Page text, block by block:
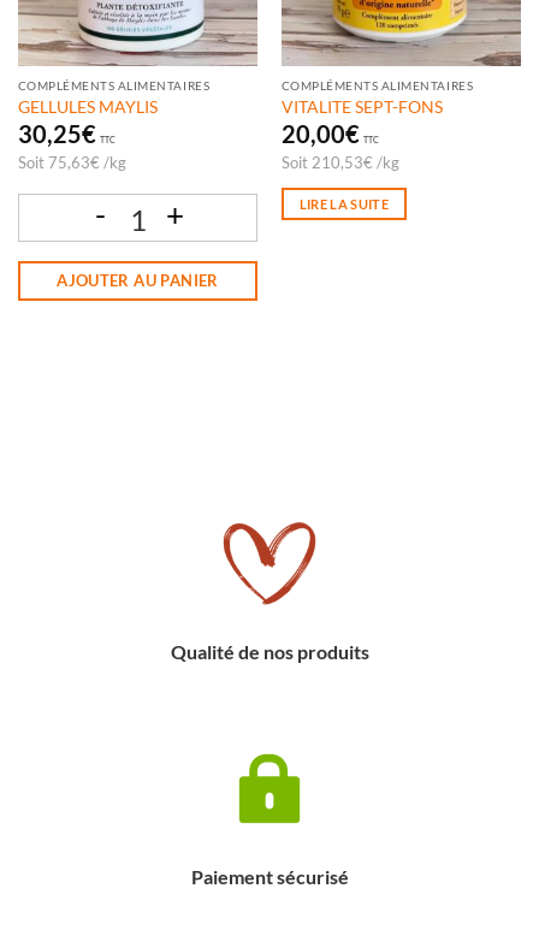
COMPLÉMENTS ALIMENTAIRES
GELLULES MAYLIS
30,25€ TTC
Soit 75,63€ /kg
AJOUTER AU PANIER
COMPLÉMENTS ALIMENTAIRES
VITALITE SEPT-FONS
20,00€ TTC
Soit 210,53€ /kg
LIRE LA SUITE
Qualité de nos produits
Paiement sécurisé